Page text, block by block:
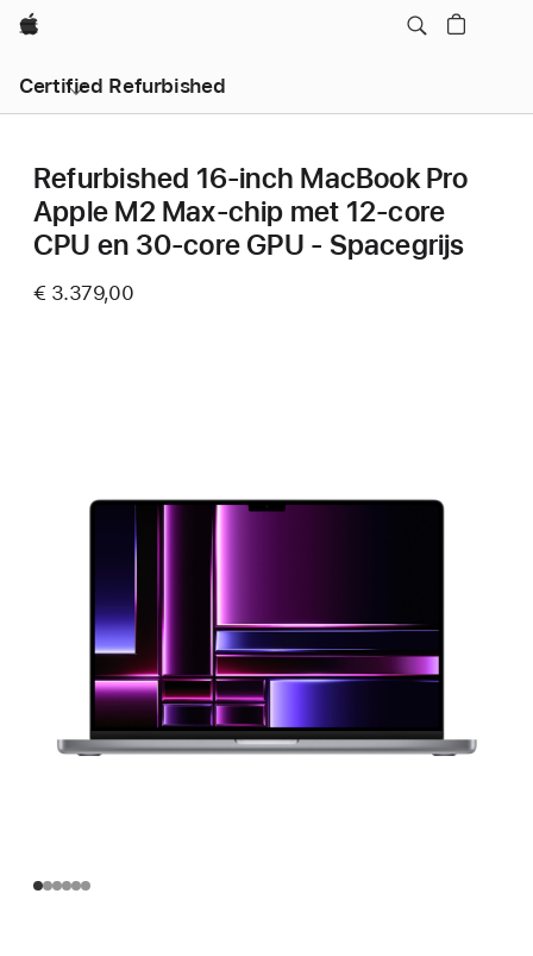
Apple
Certified Refurbished
Refurbished 16-inch MacBook Pro
Apple M2 Max-chip met 12‑core
CPU en 30‑core GPU - Spacegrijs
€ 3.379,00